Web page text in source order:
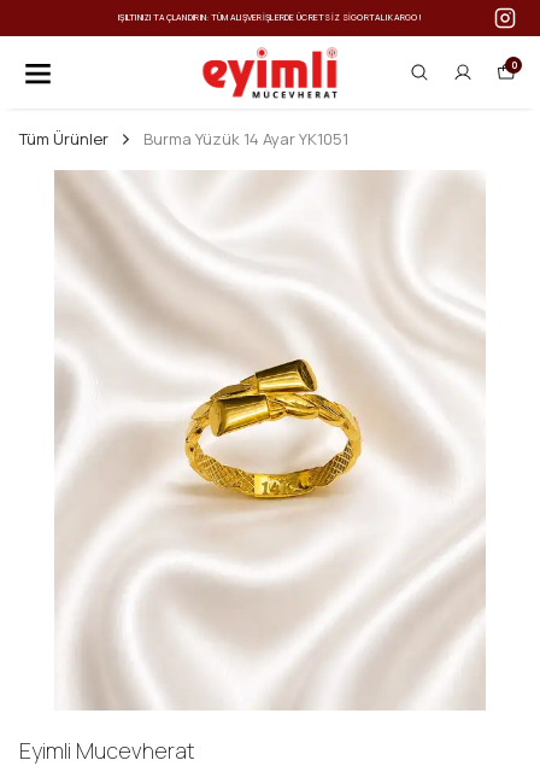
IŞILTINIZI TAÇLANDIRIN: TÜM ALIŞVERIŞLERDE ÜCRETSIZ SIGORTALI KARGO!
0
Tüm Ürünler Burma Yüzük 14 Ayar YK1051
Eyimli Mucevherat